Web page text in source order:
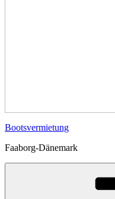
Bootsvermietung
Faaborg-Dänemark